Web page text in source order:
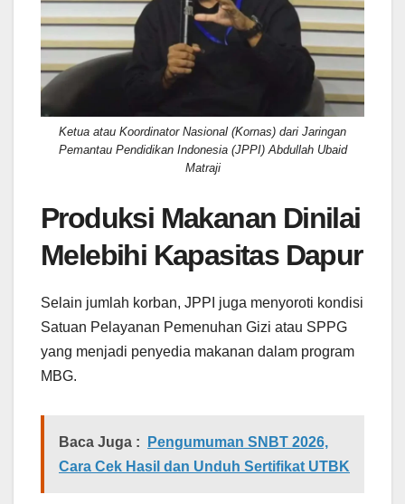
Ketua atau Koordinator Nasional (Kornas) dari Jaringan
Pemantau Pendidikan Indonesia (JPPI) Abdullah Ubaid
Matraji
Produksi Makanan Dinilai
Melebihi Kapasitas Dapur
Selain jumlah korban, JPPI juga menyoroti kondisi
Satuan Pelayanan Pemenuhan Gizi atau SPPG
yang menjadi penyedia makanan dalam program
MBG.
Baca Juga :
Pengumuman SNBT 2026,
Cara Cek Hasil dan Unduh Sertifikat UTBK